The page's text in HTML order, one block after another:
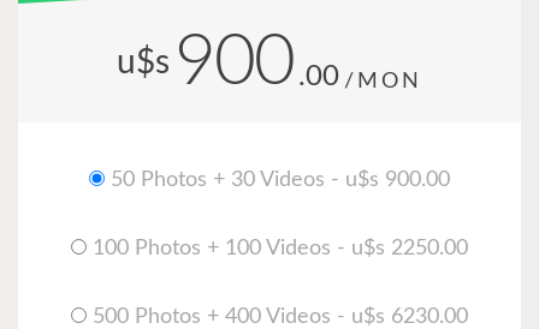
u$s 900 .00 /MON
50 Photos + 30 Videos - u$s 900.00
100 Photos + 100 Videos - u$s 2250.00
500 Photos + 400 Videos - u$s 6230.00